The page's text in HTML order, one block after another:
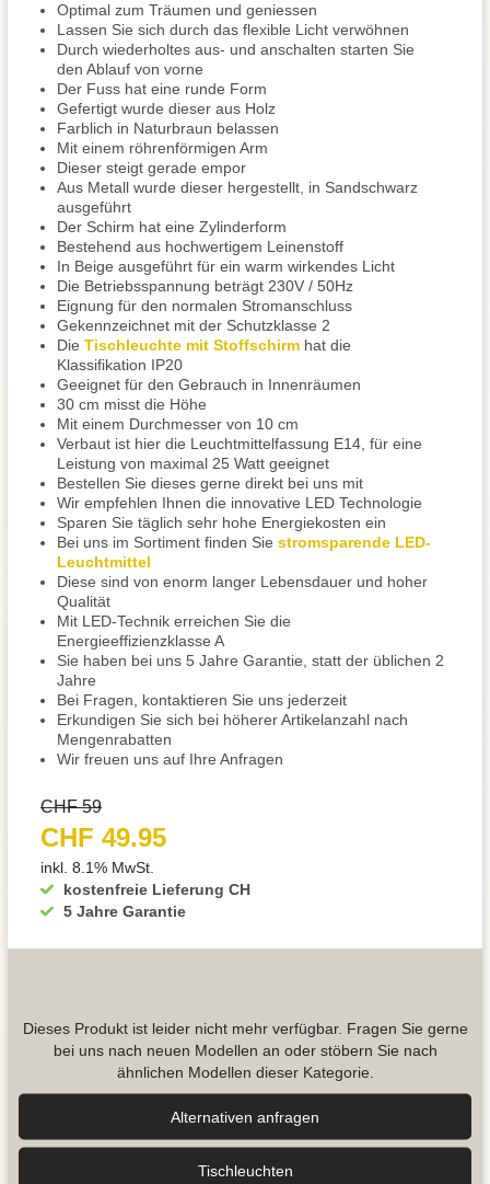
Optimal zum Träumen und geniessen
Lassen Sie sich durch das flexible Licht verwöhnen
Durch wiederholtes aus- und anschalten starten Sie
den Ablauf von vorne
Der Fuss hat eine runde Form
Gefertigt wurde dieser aus Holz
Farblich in Naturbraun belassen
Mit einem röhrenförmigen Arm
Dieser steigt gerade empor
Aus Metall wurde dieser hergestellt, in Sandschwarz
ausgeführt
Der Schirm hat eine Zylinderform
Bestehend aus hochwertigem Leinenstoff
In Beige ausgeführt für ein warm wirkendes Licht
Die Betriebsspannung beträgt 230V / 50Hz
Eignung für den normalen Stromanschluss
Gekennzeichnet mit der Schutzklasse 2
Die Tischleuchte mit Stoffschirm hat die
Klassifikation IP20
Geeignet für den Gebrauch in Innenräumen
30 cm misst die Höhe
Mit einem Durchmesser von 10 cm
Verbaut ist hier die Leuchtmittelfassung E14, für eine
Leistung von maximal 25 Watt geeignet
Bestellen Sie dieses gerne direkt bei uns mit
Wir empfehlen Ihnen die innovative LED Technologie
Sparen Sie täglich sehr hohe Energiekosten ein
Bei uns im Sortiment finden Sie stromsparende LED-
Leuchtmittel
Diese sind von enorm langer Lebensdauer und hoher
Qualität
Mit LED-Technik erreichen Sie die
Energieeffizienzklasse A
Sie haben bei uns 5 Jahre Garantie, statt der üblichen 2
Jahre
Bei Fragen, kontaktieren Sie uns jederzeit
Erkundigen Sie sich bei höherer Artikelanzahl nach
Mengenrabatten
Wir freuen uns auf Ihre Anfragen
kostenfreie Lieferung CH
5 Jahre Garantie
CHF 59
CHF 49.95
inkl. 8.1% MwSt.
Dieses Produkt ist leider nicht mehr verfügbar. Fragen Sie gerne
bei uns nach neuen Modellen an oder stöbern Sie nach
ähnlichen Modellen dieser Kategorie.
Alternativen anfragen
Tisch­leuchten